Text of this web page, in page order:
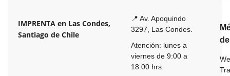
IMPRENTA en Las Condes,
Santiago de Chile
📍 Av. Apoquindo
3297, Las Condes.
Atención: lunes a
viernes de 9:00 a
18:00 hrs.